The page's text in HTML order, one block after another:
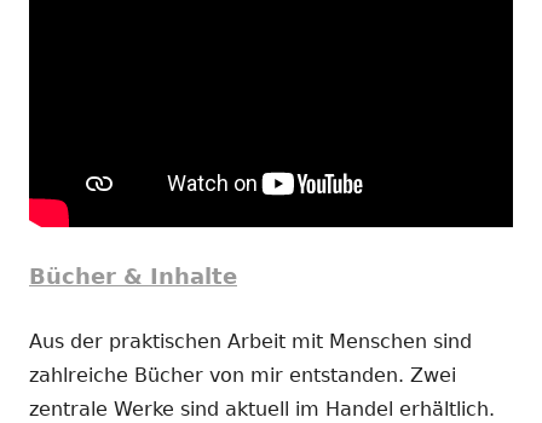
Bücher & Inhalte
Aus der praktischen Arbeit mit Menschen sind
zahlreiche Bücher von mir entstanden. Zwei
zentrale Werke sind aktuell im Handel erhältlich.